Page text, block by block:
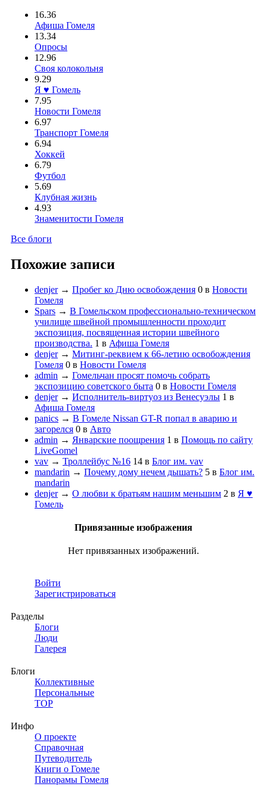
16.36
Афиша Гомеля
13.34
Опросы
12.96
Своя колокольня
9.29
Я ♥ Гомель
7.95
Новости Гомеля
6.97
Транспорт Гомеля
6.94
Хоккей
6.79
Футбол
5.69
Клубная жизнь
4.93
Знаменитости Гомеля
Все блоги
Похожие записи
denjer→ Пробег ко Дню освобождения 0 в Новости
Гомеля
Spars → В Гомельском профессионально-техническом
училище швейной промышленности проходит
экспозиция, посвященная истории швейного
производства. 1 в Афиша Гомеля
denjer→ Митинг-реквием к 66-летию освобождения
Гомеля 0 в Новости Гомеля
admin → Гомельчан просят помочь собрать
экспозицию советского быта 0 в Новости Гомеля
denjer→ Исполнитель-виртуоз из Венесуэлы 1 в
Афиша Гомеля
panics → В Гомеле Nissan GT-R попал в аварию и
загорелся 0 в Авто
admin → Январские поощрения 1 в Помощь по сайту
LiveGomel
vav → Троллейбус №16 14 в Блог им. vav
mandarin → Почему дому нечем дышать? 5 в Блог им.
mandarin
denjer→ О любви к братьям нашим меньшим 2 в Я ♥
Гомель
Привязанные изображения
Нет привязанных изображений.
Войти
Зарегистрироваться
Разделы
Блоги
Люди
Галерея
Блоги
Коллективные
Персональные
TOP
Инфо
О проекте
Справочная
Путеводитель
Книги о Гомеле
Панорамы Гомеля